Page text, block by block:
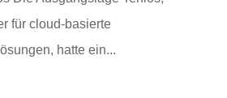
für cloud-basierte
hatte ein...